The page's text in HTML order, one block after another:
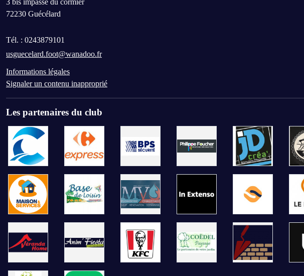
72230 Guécélard
Tél. : 0243879101
usguecelard.foot@wanadoo.fr
Informations légales
Signaler un contenu inapproprié
Les partenaires du club